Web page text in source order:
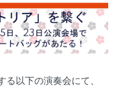
以下の演奏会にて、